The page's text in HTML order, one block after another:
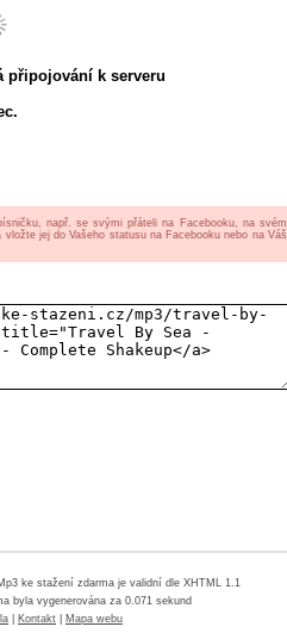
připojování k serveru
např. se svými přáteli na Facebooku, na svém
jej do Vašeho statusu na Facebooku nebo na Váš
ke stažení zdarma je validní dle XHTML 1.1
byla vygenerována za 0.071 sekund
Kontakt Mapa webu